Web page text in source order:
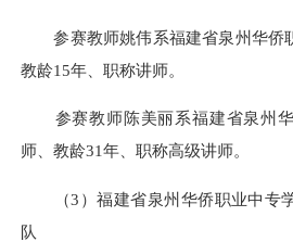
参赛教师姚伟系福建省泉州华侨职
教龄15年、职称讲师。
参赛教师陈美丽系福建省泉州华
师、教龄31年、职称高级讲师。
（3）福建省泉州华侨职业中专
队